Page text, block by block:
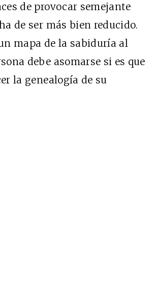
de provocar semejante
de ser más bien reducido.
mapa de la sabiduría al
debe asomarse si es que
la genealogía de su